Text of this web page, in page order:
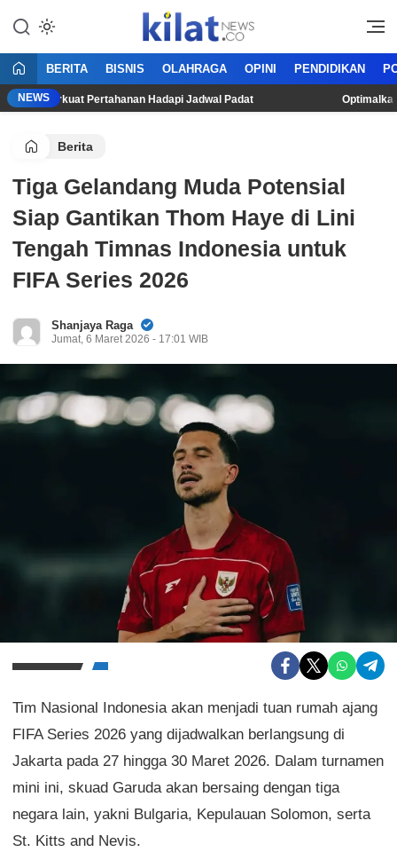
KilatNews.co
Mencerdaskan Anak Bangsa
BERITA BISNIS OLAHRAGA OPINI PENDIDIKAN
NEWS
Perkuat Pertahanan Hadapi Jadwal Padat Optimalkan
Berita
Tiga Gelandang Muda Potensial
Siap Gantikan Thom Haye di Lini
Tengah Timnas Indonesia untuk
FIFA Series 2026
Shanjaya Raga
Jumat, 6 Maret 2026 - 17:01 WIB
Tim Nasional Indonesia akan menjadi tuan rumah ajang
FIFA Series 2026 yang dijadwalkan berlangsung di
Jakarta pada 27 hingga 30 Maret 2026. Dalam turnamen
mini ini, skuad Garuda akan bersaing dengan tiga
negara lain, yakni Bulgaria, Kepulauan Solomon, serta
St. Kitts and Nevis.